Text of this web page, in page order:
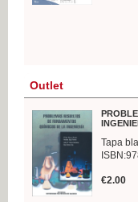
Outlet
Tapa
€2.00